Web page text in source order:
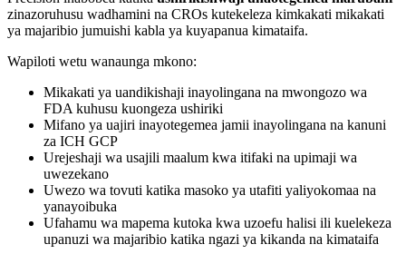
zinazoruhusu wadhamini na CROs kutekeleza kimkakati mikakati
ya majaribio jumuishi kabla ya kuyapanua kimataifa.
Wapiloti wetu wanaunga mkono:
Mikakati ya uandikishaji inayolingana na mwongozo wa
FDA kuhusu kuongeza ushiriki
Mifano ya uajiri inayotegemea jamii inayolingana na kanuni
za ICH GCP
Urejeshaji wa usajili maalum kwa itifaki na upimaji wa
uwezekano
Uwezo wa tovuti katika masoko ya utafiti yaliyokomaa na
yanayoibuka
Ufahamu wa mapema kutoka kwa uzoefu halisi ili kuelekeza
upanuzi wa majaribio katika ngazi ya kikanda na kimataifa